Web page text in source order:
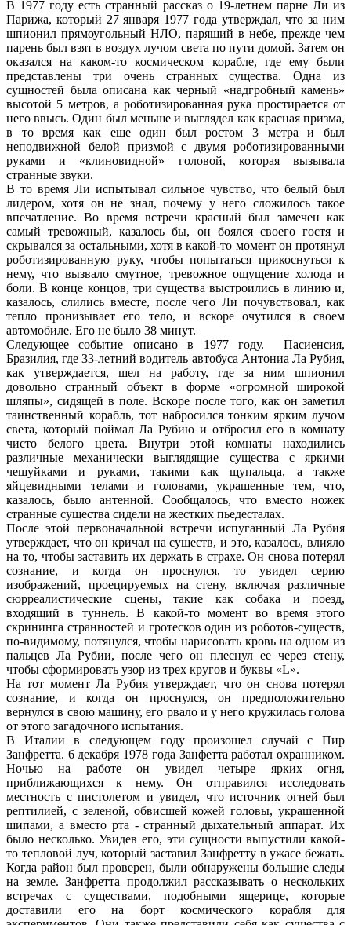
В 1977 году есть странный рассказ о 19-летнем парне Ли из
Парижа, который 27 января 1977 года утверждал, что за ним
шпионил прямоугольный НЛО, парящий в небе, прежде чем
парень был взят в воздух лучом света по пути домой. Затем он
оказался на каком-то космическом корабле, где ему были
представлены три очень странных существа. Одна из
сущностей была описана как черный «надгробный камень»
высотой 5 метров, а роботизированная рука простирается от
него ввысь. Один был меньше и выглядел как красная призма,
в то время как еще один был ростом 3 метра и был
неподвижной белой призмой с двумя роботизированными
руками и «клиновидной» головой, которая вызывала
странные звуки.
В то время Ли испытывал сильное чувство, что белый был
лидером, хотя он не знал, почему у него сложилось такое
впечатление. Во время встречи красный был замечен как
самый тревожный, казалось бы, он боялся своего гостя и
скрывался за остальными, хотя в какой-то момент он протянул
роботизированную руку, чтобы попытаться прикоснуться к
нему, что вызвало смутное, тревожное ощущение холода и
боли. В конце концов, три существа выстроились в линию и,
казалось, слились вместе, после чего Ли почувствовал, как
тепло пронизывает его тело, и вскоре очутился в своем
автомобиле. Его не было 38 минут.
Следующее событие описано в 1977 году. Пасиенсия,
Бразилия, где 33-летний водитель автобуса Антониа Ла Рубия,
как утверждается, шел на работу, где за ним шпионил
довольно странный объект в форме «огромной широкой
шляпы», сидящей в поле. Вскоре после того, как он заметил
таинственный корабль, тот набросился тонким ярким лучом
света, который поймал Ла Рубию и отбросил его в комнату
чисто белого цвета. Внутри этой комнаты находились
различные механически выглядящие существа с яркими
чешуйками и руками, такими как щупальца, а также
яйцевидными телами и головами, украшенные тем, что,
казалось, было антенной. Сообщалось, что вместо ножек
странные существа сидели на жестких пьедесталах.
После этой первоначальной встречи испуганный Ла Рубия
утверждает, что он кричал на существ, и это, казалось, влияло
на то, чтобы заставить их держать в страхе. Он снова потерял
сознание, и когда он проснулся, то увидел серию
изображений, проецируемых на стену, включая различные
сюрреалистические сцены, такие как собака и поезд,
входящий в туннель. В какой-то момент во время этого
скрининга странностей и гротесков один из роботов-существ,
по-видимому, потянулся, чтобы нарисовать кровь на одном из
пальцев Ла Рубии, после чего он плеснул ее через стену,
чтобы сформировать узор из трех кругов и буквы «L».
На тот момент Ла Рубия утверждает, что он снова потерял
сознание, и когда он проснулся, он предположительно
вернулся в свою машину, его рвало и у него кружилась голова
от этого загадочного испытания.
В Италии в следующем году произошел случай с Пир
Занфретта. 6 декабря 1978 года Занфетта работал охранником.
Ночью на работе он увидел четыре ярких огня,
приближающихся к нему. Он отправился исследовать
местность с пистолетом и увидел, что источник огней был
рептилией, с зеленой, обвисшей кожей головы, украшенной
шипами, а вместо рта - странный дыхательный аппарат. Их
было несколько. Увидев его, эти сущности выпустили какой-
то тепловой луч, который заставил Занфретту в ужасе бежать.
Когда район был проверен, были обнаружены большие следы
на земле. Занфретта продолжил рассказывать о нескольких
встречах с существами, подобными ящерице, которые
доставили его на борт космического корабля для